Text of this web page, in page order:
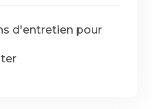
d'entretien pour